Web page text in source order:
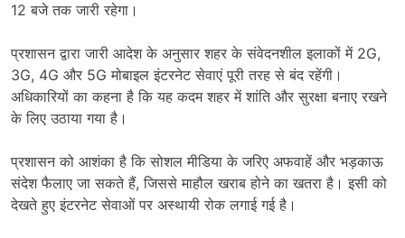
12 बजे तक जारी रहेगा।
प्रशासन द्वारा जारी आदेश के अनुसार शहर के संवेदनशील इलाकों में 2G,
3G, 4G और 5G मोबाइल इंटरनेट सेवाएं पूरी तरह से बंद रहेंगी।
अधिकारियों का कहना है कि यह कदम शहर में शांति और सुरक्षा बनाए रखने
के लिए उठाया गया है।
प्रशासन को आशंका है कि सोशल मीडिया के जरिए अफवाहें और भड़काऊ
संदेश फैलाए जा सकते हैं, जिससे माहौल खराब होने का खतरा है। इसी को
देखते हुए इंटरनेट सेवाओं पर अस्थायी रोक लगाई गई है।